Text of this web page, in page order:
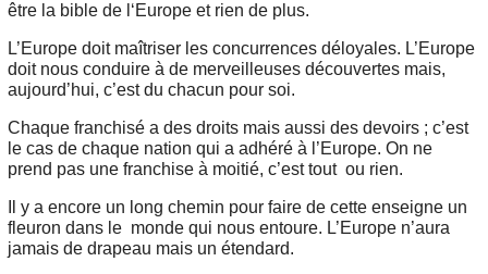
être la bible de l‘Europe et rien de plus.
L’Europe doit maîtriser les concurrences déloyales. L’Europe
doit nous conduire à de merveilleuses découvertes mais,
aujourd’hui, c’est du chacun pour soi.
Chaque franchisé a des droits mais aussi des devoirs ; c’est
le cas de chaque nation qui a adhéré à l’Europe. On ne
prend pas une franchise à moitié, c’est tout ou rien.
Il y a encore un long chemin pour faire de cette enseigne un
fleuron dans le monde qui nous entoure. L’Europe n’aura
jamais de drapeau mais un étendard.